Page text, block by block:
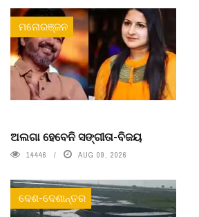
ମନୋରଞ୍ଜନ
ଅଲଗା ହେବେନି ସଙ୍ଗୀତା-ବିଜୟ
14446 AUG 09, 2026
ଦେଶ-ଦେଶାନ୍ତର